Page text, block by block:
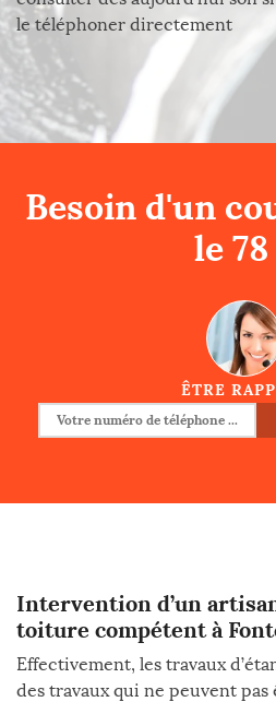
le téléphoner directement
Besoin d'un
le 78
ÊTRE
Intervention d’un
toiture compétent à
Effectivement, les travaux
des travaux qui ne peuvent pas